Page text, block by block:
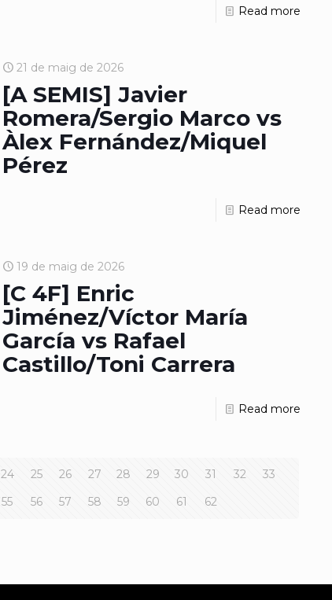
Read more
21 de maig de 2026
[A SEMIS] Javier
Romera/Sergio Marco vs
Àlex Fernández/Miquel
Pérez
Read more
19 de maig de 2026
[C 4F] Enric
Jiménez/Víctor María
García vs Rafael
Castillo/Toni Carrera
Read more
24 25 26 27 28 29 30 31 32
33
55 56 57 58 59 60 61 62